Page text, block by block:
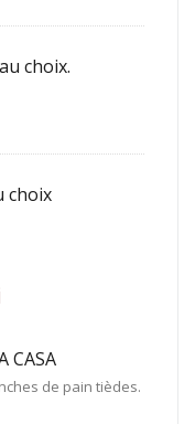
choix.
choix
CASA
de pain tièdes.